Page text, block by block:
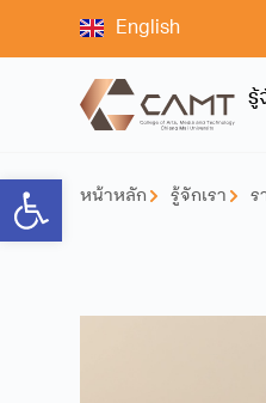
Open toolbar
English
รู้
หน้าหลัก รู้จักเรา ร